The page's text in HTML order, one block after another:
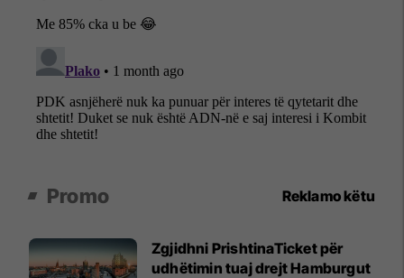
Promo Reklamo këtu
Zgjidhni PrishtinaTicket për
udhëtimin tuaj drejt Hamburgut